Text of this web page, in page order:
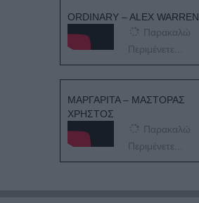
ORDINARY – ALEX WARREN
Παρακαλώ
Περιμένετε...
ΜΑΡΓΑΡΙΤΑ – ΜΑΣΤΟΡΑΣ
ΧΡΗΣΤΟΣ
Παρακαλώ
Περιμένετε...